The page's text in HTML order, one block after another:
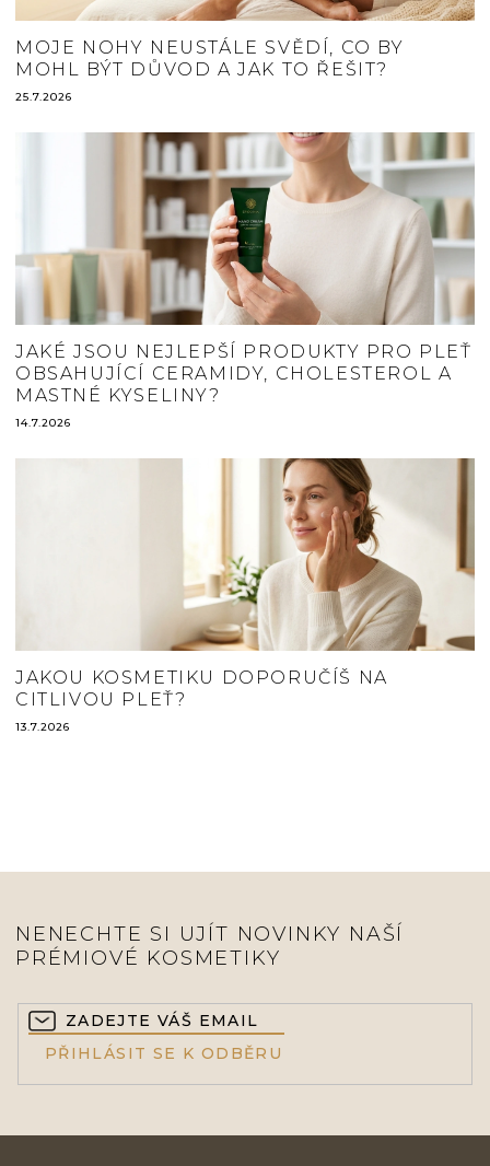
MOJE NOHY NEUSTÁLE SVĚDÍ, CO BY
MOHL BÝT DŮVOD A JAK TO ŘEŠIT?
25.7.2026
JAKÉ JSOU NEJLEPŠÍ PRODUKTY PRO PLEŤ
OBSAHUJÍCÍ CERAMIDY, CHOLESTEROL A
MASTNÉ KYSELINY?
14.7.2026
JAKOU KOSMETIKU DOPORUČÍŠ NA
CITLIVOU PLEŤ?
13.7.2026
NENECHTE SI UJÍT NOVINKY NAŠÍ
PRÉMIOVÉ KOSMETIKY
PŘIHLÁSIT SE K ODBĚRU